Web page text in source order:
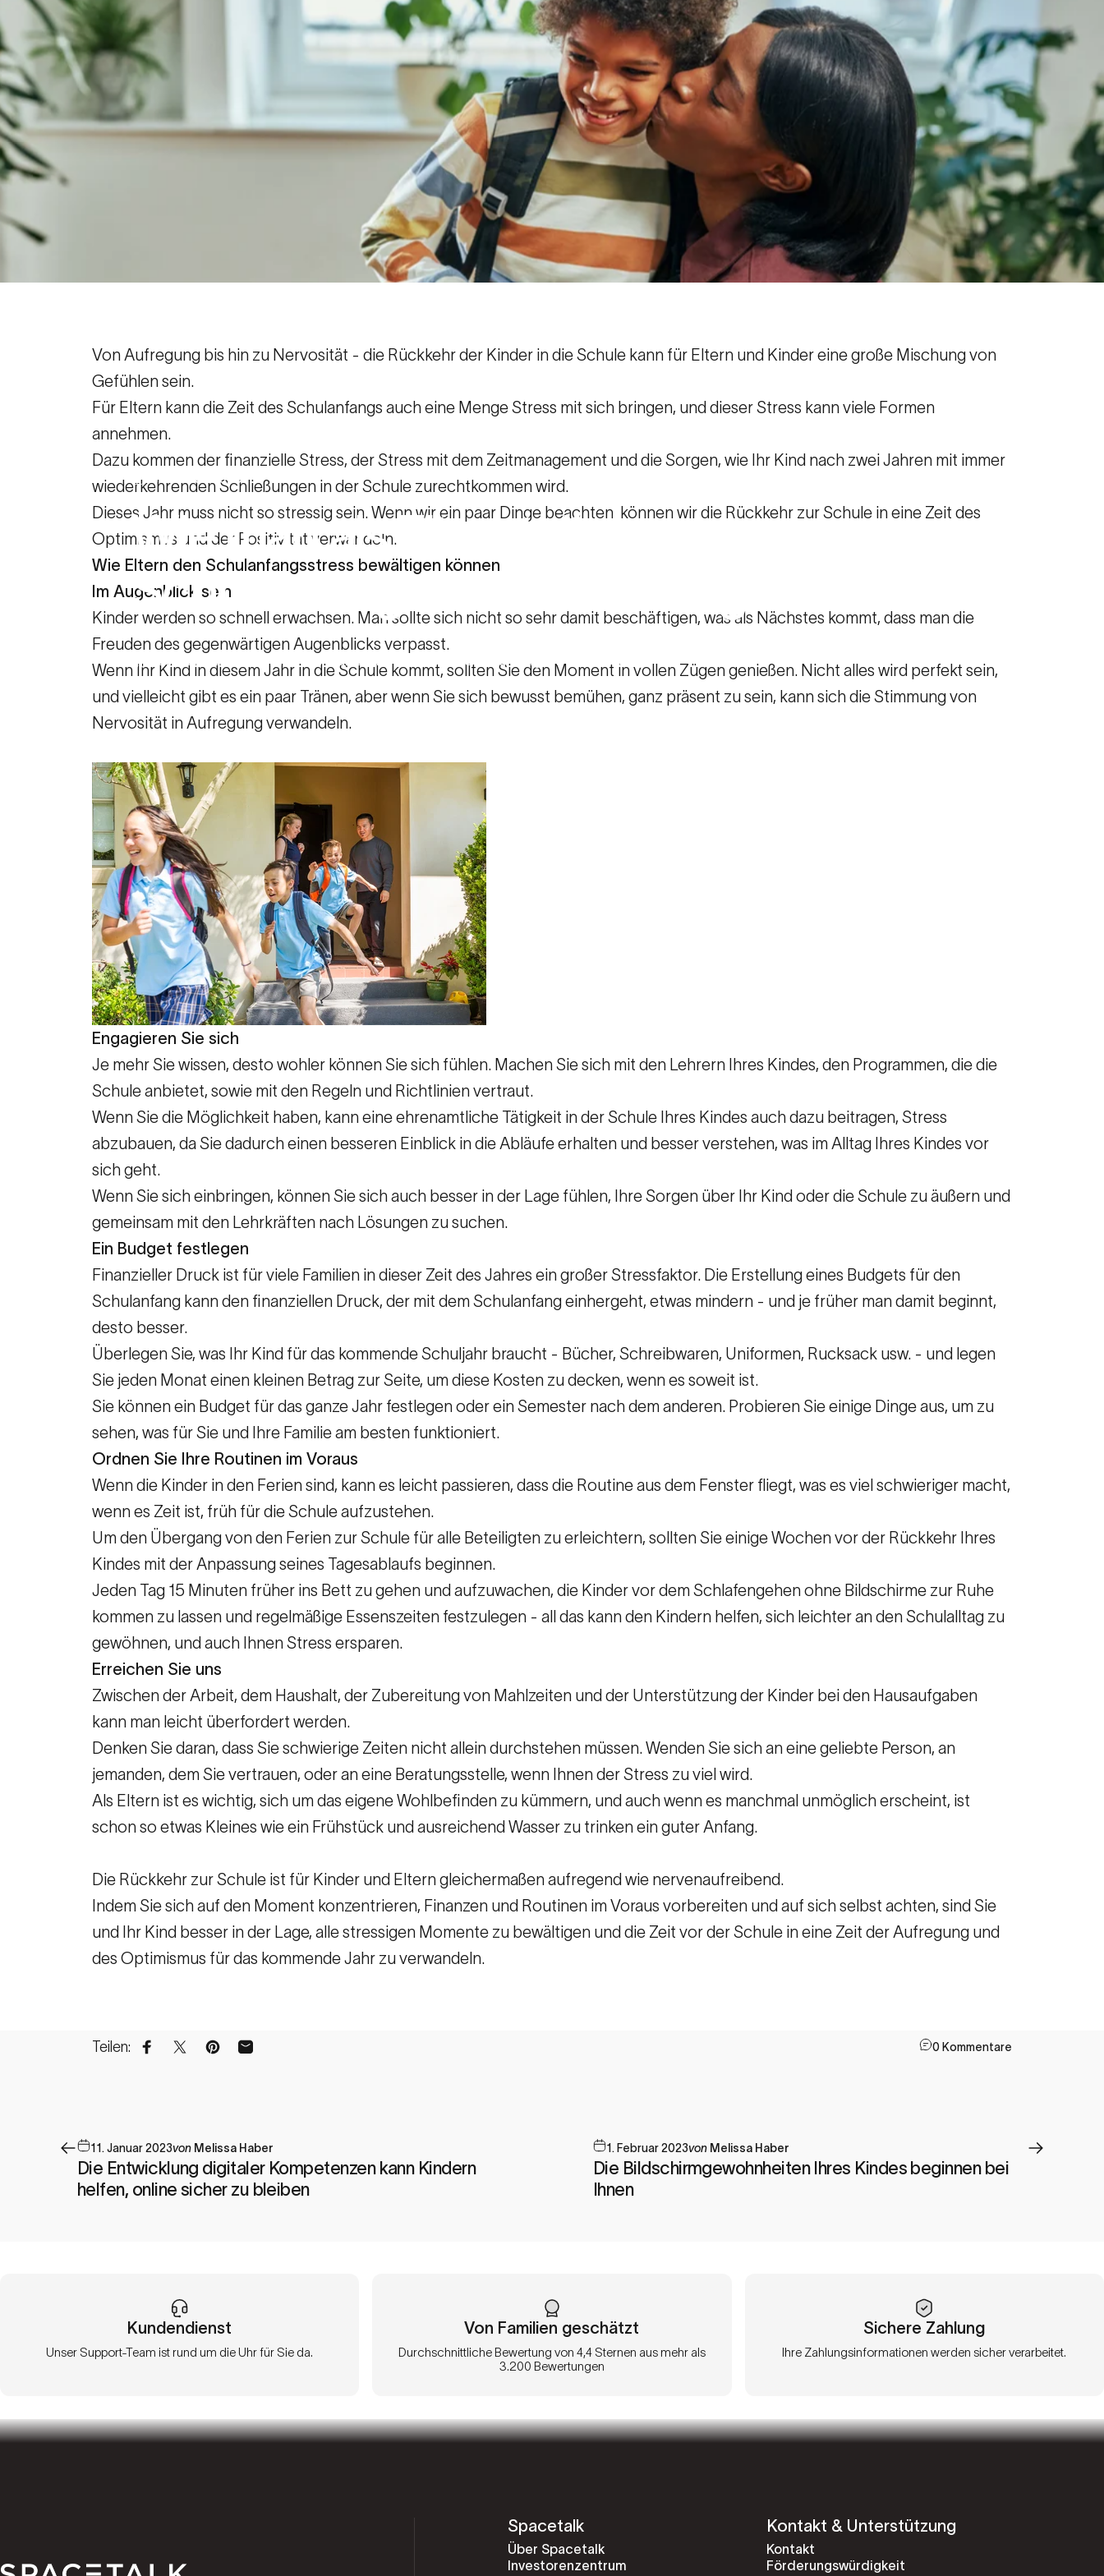
18. Januar 2023
WiemanalsElternteilden
Schulanfangsstress
Ressourcen für Familien Wie man als Elternteil den Schulanfangsstress bewältigt
Von Aufregung bis hin zu Nervosität - die Rückkehr der Kinder in die Schule kann für Eltern und Kinder eine große Mischung von
Gefühlen sein.
Für Eltern kann die Zeit des Schulanfangs auch eine Menge Stress mit sich bringen, und dieser Stress kann viele Formen
annehmen.
Dazu kommen der finanzielle Stress, der Stress mit dem Zeitmanagement und die Sorgen, wie Ihr Kind nach zwei Jahren mit immer
wiederkehrenden Schließungen in der Schule zurechtkommen wird.
Dieses Jahr muss nicht so stressig sein. Wenn wir ein paar Dinge beachten, können wir die Rückkehr zur Schule in eine Zeit des
Optimismus und der Positivität verwandeln.
Wie Eltern den Schulanfangsstress bewältigen können
Im Augenblick sein
Kinder werden so schnell erwachsen. Man sollte sich nicht so sehr damit beschäftigen, was als Nächstes kommt, dass man die
Freuden des gegenwärtigen Augenblicks verpasst.
Wenn Ihr Kind in diesem Jahr in die Schule kommt, sollten Sie den Moment in vollen Zügen genießen. Nicht alles wird perfekt sein,
und vielleicht gibt es ein paar Tränen, aber wenn Sie sich bewusst bemühen, ganz präsent zu sein, kann sich die Stimmung von
Nervosität in Aufregung verwandeln.
Engagieren Sie sich
Je mehr Sie wissen, desto wohler können Sie sich fühlen. Machen Sie sich mit den Lehrern Ihres Kindes, den Programmen, die die
Schule anbietet, sowie mit den Regeln und Richtlinien vertraut.
Wenn Sie die Möglichkeit haben, kann eine ehrenamtliche Tätigkeit in der Schule Ihres Kindes auch dazu beitragen, Stress
abzubauen, da Sie dadurch einen besseren Einblick in die Abläufe erhalten und besser verstehen, was im Alltag Ihres Kindes vor
sich geht.
Wenn Sie sich einbringen, können Sie sich auch besser in der Lage fühlen, Ihre Sorgen über Ihr Kind oder die Schule zu äußern und
gemeinsam mit den Lehrkräften nach Lösungen zu suchen.
Ein Budget festlegen
Finanzieller Druck ist für viele Familien in dieser Zeit des Jahres ein großer Stressfaktor. Die Erstellung eines Budgets für den
Schulanfang kann den finanziellen Druck, der mit dem Schulanfang einhergeht, etwas mindern - und je früher man damit beginnt,
desto besser.
Überlegen Sie, was Ihr Kind für das kommende Schuljahr braucht - Bücher, Schreibwaren, Uniformen, Rucksack usw. - und legen
Sie jeden Monat einen kleinen Betrag zur Seite, um diese Kosten zu decken, wenn es soweit ist.
Sie können ein Budget für das ganze Jahr festlegen oder ein Semester nach dem anderen. Probieren Sie einige Dinge aus, um zu
sehen, was für Sie und Ihre Familie am besten funktioniert.
Ordnen Sie Ihre Routinen im Voraus
Wenn die Kinder in den Ferien sind, kann es leicht passieren, dass die Routine aus dem Fenster fliegt, was es viel schwieriger macht,
wenn es Zeit ist, früh für die Schule aufzustehen.
Um den Übergang von den Ferien zur Schule für alle Beteiligten zu erleichtern, sollten Sie einige Wochen vor der Rückkehr Ihres
Kindes mit der Anpassung seines Tagesablaufs beginnen.
Jeden Tag 15 Minuten früher ins Bett zu gehen und aufzuwachen, die Kinder vor dem Schlafengehen ohne Bildschirme zur Ruhe
kommen zu lassen und regelmäßige Essenszeiten festzulegen - all das kann den Kindern helfen, sich leichter an den Schulalltag zu
gewöhnen, und auch Ihnen Stress ersparen.
Erreichen Sie uns
Zwischen der Arbeit, dem Haushalt, der Zubereitung von Mahlzeiten und der Unterstützung der Kinder bei den Hausaufgaben
kann man leicht überfordert werden.
Denken Sie daran, dass Sie schwierige Zeiten nicht allein durchstehen müssen. Wenden Sie sich an eine geliebte Person, an
jemanden, dem Sie vertrauen, oder an eine Beratungsstelle, wenn Ihnen der Stress zu viel wird.
Als Eltern ist es wichtig, sich um das eigene Wohlbefinden zu kümmern, und auch wenn es manchmal unmöglich erscheint, ist
schon so etwas Kleines wie ein Frühstück und ausreichend Wasser zu trinken ein guter Anfang.
Die Rückkehr zur Schule ist für Kinder und Eltern gleichermaßen aufregend wie nervenaufreibend.
Indem Sie sich auf den Moment konzentrieren, Finanzen und Routinen im Voraus vorbereiten und auf sich selbst achten, sind Sie
und Ihr Kind besser in der Lage, alle stressigen Momente zu bewältigen und die Zeit vor der Schule in eine Zeit der Aufregung und
des Optimismus für das kommende Jahr zu verwandeln.
Teilen: Auf Facebook teilen
Auf X teilen
Auf Pinterest pinnen
Per E-Mail teilen 0 Kommentare
11. Januar 2023von Melissa Haber
Die Entwicklung digitaler Kompetenzen kann Kindern
helfen, online sicher zu bleiben
1. Februar 2023von Melissa Haber
Die Bildschirmgewohnheiten Ihres Kindes beginnen bei
Ihnen
Kundendienst
Unser Support-Team ist rund um die Uhr für Sie da.
Von Familien geschätzt
Durchschnittliche Bewertung von 4,4 Sternen aus mehr als
3.200 Bewertungen
Sichere Zahlung
Ihre Zahlungsinformationen werden sicher verarbeitet.
Spacetalk
Über Spacetalk
Investorenzentrum
Kontakt & Unterstützung
Kontakt
Förderungswürdigkeit
Spacetalk